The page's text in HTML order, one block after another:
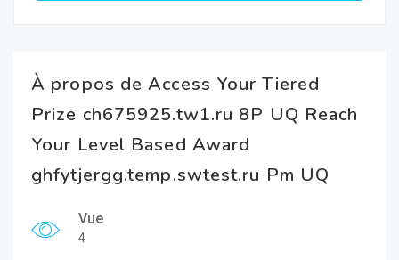
À propos de Access Your Tiered
Prize ch675925.tw1.ru 8P UQ Reach
Your Level Based Award
ghfytjergg.temp.swtest.ru Pm UQ
Vue
4